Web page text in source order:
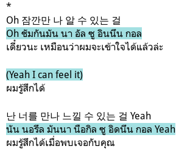
*
Oh 잠깐만 나 알 수 있는 걸
Oh ชัมกันมัน นา อัล ซู อินนึน กอล
เดี๋ยวนะ เหมือนว่าผมจะเข้าใจได้แล้วล่ะ
(Yeah I can feel it)
ผมรู้สึกได้
난 너를 만나 느낄 수 있는 걸 Yeah
นัน นอรึล มันนา นือกิล ซู อิดนึน กอล Yeah
ผมรู้สึกได้เมื่อพบเจอกับคุณ